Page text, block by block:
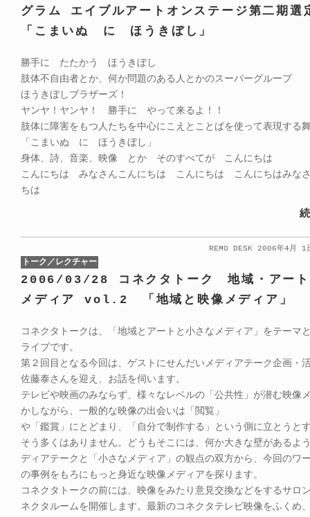
グラム エイブルアートオンステージ第二期選
「こまいぬ に ほうきぼし」
勝手に たたかう ほうきぼし
肢体不自由者とか、何か問題のある人とかのスーパーグループ
ほうきぼしブラザーズ！
ヤンヤ！ヤンヤ！ 勝手に やって来るよ！！
肢体に障害をもつ人たちを中心にこえとことばを使って表現する
「こまいぬ に ほうきぼし」
身体、詩、音楽、映像 とか そのすべてが こんにちは
こんにちは みなさんこんにちは こんにちは こんにちはみな
ちは
REMO DESK 2006年4月
トーク／レクチャー
2006/03/28 コネクタトーク 地域・アート
メディア vol.2 「地域と映像メディア」
コネクタトークは、「地域とアートと小さなメディア」をテーマ
ライブです。
第２回目となる今回は、ゲストにせんだいメディアテーク企画・
佐藤泰さんを迎え、お話を伺います。
テレビや映画のみならず、様々なレベルの「公共性」が潜む映像
かしながら、一般的な映像の出会いは「閲覧」
や「鑑賞」にとどまり、「自分で制作する」という側に立とうと
そう多くはありません。どうもそこには、何か大きな壁があるよ
ディアテークと「小さなメディア」の観点の双方から、今回のワ
の事例をもろにもっと身近な映像メディアを探ります。
コネクタトークの前には、映像をみたり意見交換などをするサロ
ネクタルームを開催します。最新のコネクタテレビ映像をふくめ